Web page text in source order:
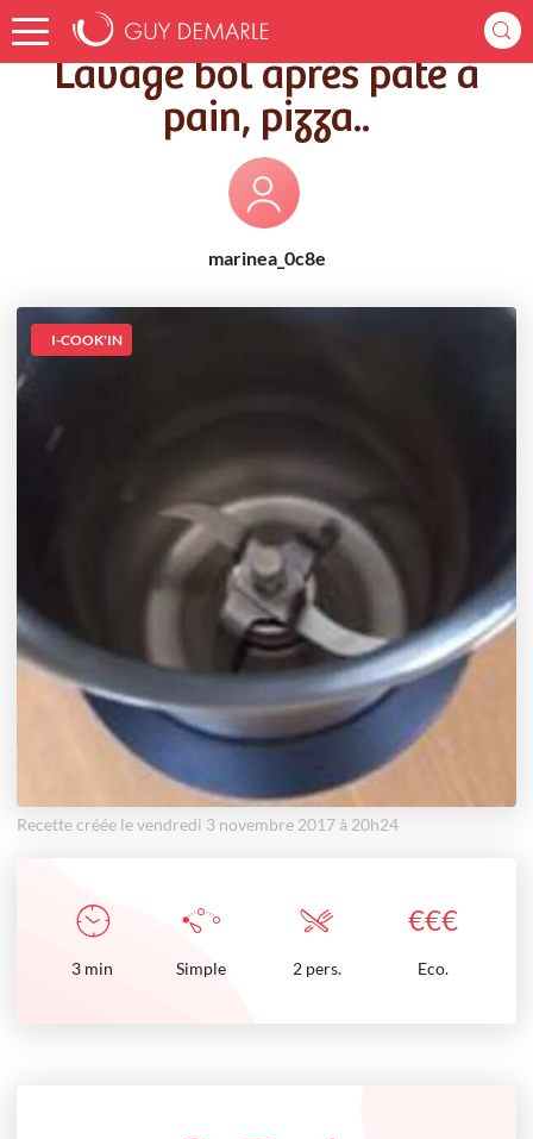
Accueil Recettes Lavage bol après pate à pain, pizza..
Lavage bol après pate à
pain, pizza..
marinea_0c8e
I-COOK'IN
Recette créée le vendredi 3 novembre 2017 à 20h24
€€€
3 min Simple 2 pers. Eco.